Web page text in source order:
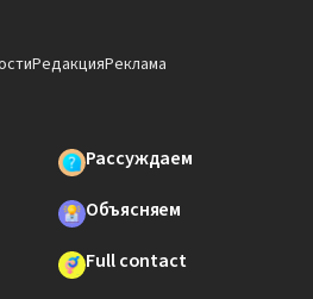
РедакцияРеклама
Рассуждаем
Объясняем
Full contact